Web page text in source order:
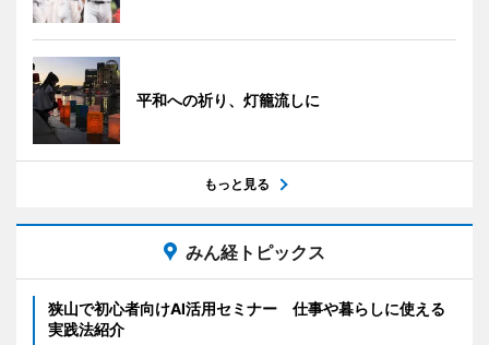
平和への祈り、灯籠流しに
もっと見る
みん経トピックス
狭山で初心者向けAI活用セミナー 仕事や暮らしに使える
実践法紹介